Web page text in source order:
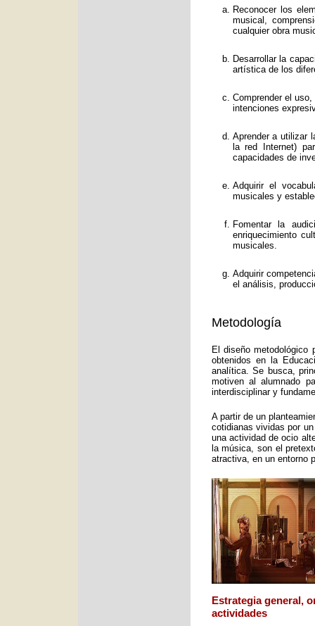
Reconocer los
musical,
cualquier obra
Desarrollar la
artística de los
Comprender el
intenciones
Aprender a utilizar
la red Internet)
capacidades de
Adquirir el
musicales y
Fomentar la
enriquecimiento
musicales.
Adquirir
el análisis,
Metodología
El diseño metodológico
obtenidos en la
analítica. Se busca,
motiven al alumnado
interdisciplinar y
A partir de un
cotidianas vividas por
una actividad de ocio
la música, son el
atractiva, en un entorno
Estrategia general,
actividades